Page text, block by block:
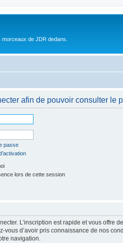
de JDR dedans.
afin de pouvoir consulter le
passe
lors de cette session
L’inscription est rapide et vous
vous d’avoir pris connaissance de nos
navigation.